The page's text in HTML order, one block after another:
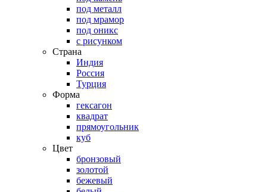
под металл
под мрамор
под оникс
с рисунком
Страна
Индия
Россия
Турция
Форма
гексагон
квадрат
прямоугольник
куб
Цвет
бронзовый
золотой
бежевый